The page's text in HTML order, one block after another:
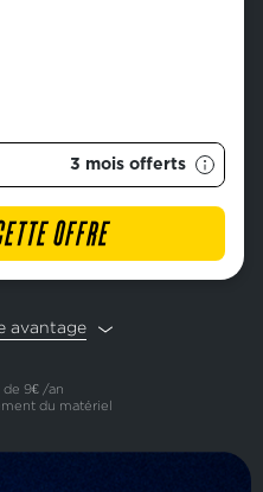
3 mois offerts
OFFRE
avantage
de 9€ /an
du matériel